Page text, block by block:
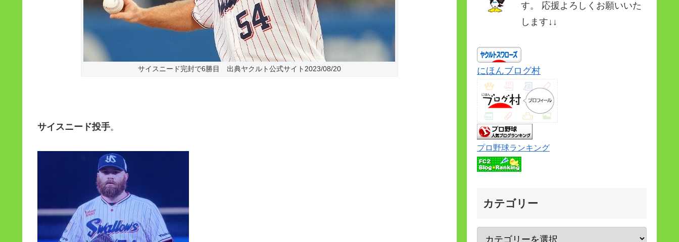
サイスニード完封で6勝目 出典ヤクルト公式サイト2023/08/20
サイスニード投手。
す。 応援よろしくお願いいた
します↓↓
にほんブログ村
プロ野球ランキング
カテゴリー